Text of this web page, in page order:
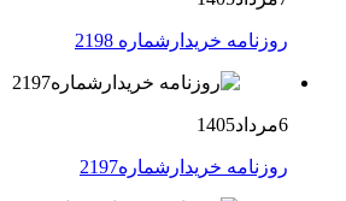
روزنامه خریدارشماره 2198
6مرداد1405
روزنامه خریدارشماره2197